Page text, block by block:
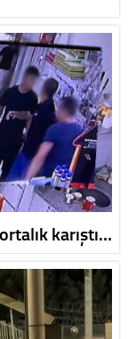
karıştı…